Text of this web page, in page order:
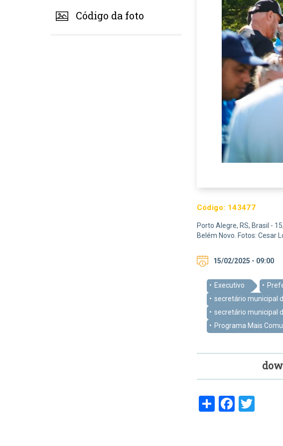
Código da foto
Código: 143477
Porto Alegre, RS, Brasil -
Belém Novo. Fotos: Cesar
15/02/2025 - 09:00
Executivo
secretário municipal
secretário municipal
Programa Mais
Share